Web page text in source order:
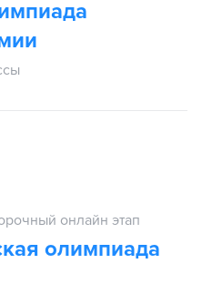
онлайн этап
олимпиада